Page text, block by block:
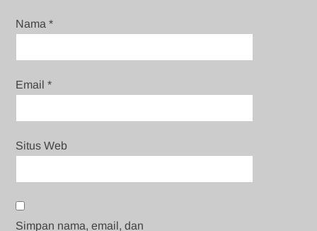
Nama*
Email*
Situs Web
Simpan nama, email, dan